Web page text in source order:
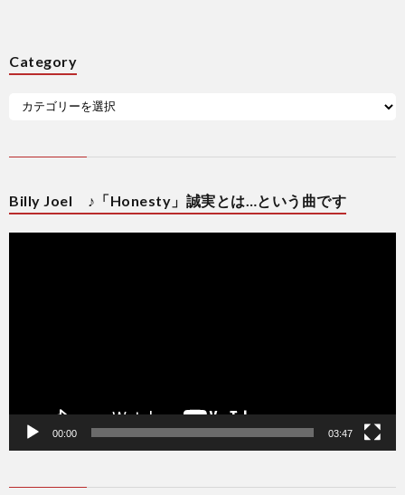
Category
Billy Joel ♪「Honesty」誠実とは…という曲です
動
00:00 03:47